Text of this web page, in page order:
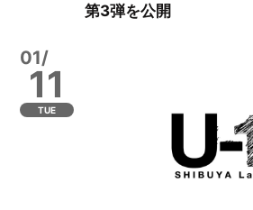
第3弾を公開
01/
11
TUE